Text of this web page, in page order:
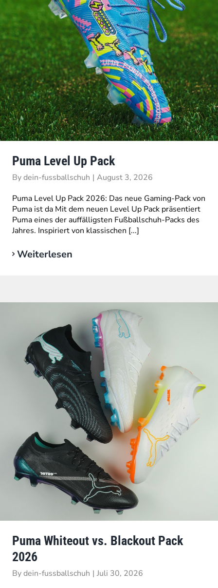
Puma Level Up Pack
Bydein-fussballschuh | August 3, 2026
Puma Level Up Pack 2026: Das neue Gaming-Pack von
Puma ist da Mit dem neuen Level Up Pack präsentiert
Puma eines der auffälligsten Fußballschuh-Packs des
Jahres. Inspiriert von klassischen [...]
Weiterlesen
Puma Whiteout vs. Blackout Pack
2026
Bydein-fussballschuh | Juli 30, 2026